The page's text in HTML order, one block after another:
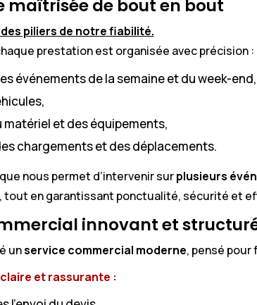
maîtrisée de bout en bout
piliers de notre fiabilité.
prestation est organisée avec précision :
événements de la semaine et du week-end,
matériel et des équipements,
chargements et des déplacements.
nous permet d’intervenir surplusieurs
tout en garantissant ponctualité, sécurité et
innovant et
unservice commercial moderne, pensé
et rassurante :